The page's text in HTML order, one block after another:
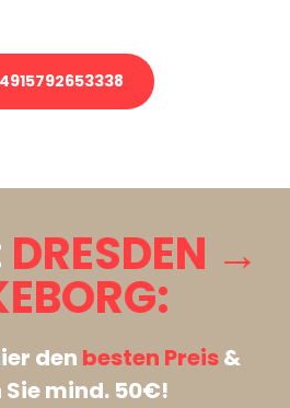
DRESDEN →
den besten Preis&
mind. 50€!